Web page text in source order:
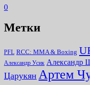
0
Метки
PFL RCC: MMA & Boxing
Александр Усик Александр
Царукян Артем